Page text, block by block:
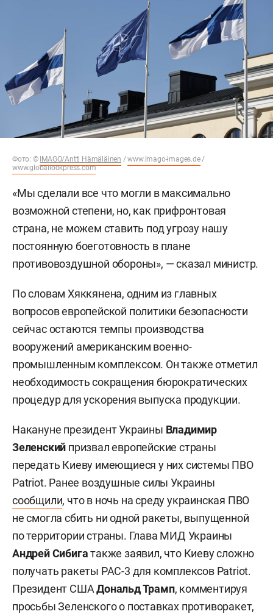
Фото: © IMAGO/Antti Hämäläinen /www.imago-images.de/
www.globallookpress.com
«Мы сделали все что могли в максимально
возможной степени, но, как прифронтовая
страна, не можем ставить под угрозу нашу
постоянную боеготовность в плане
противовоздушной обороны», — сказал министр.
По словам Хяккянена, одним из главных
вопросов европейской политики безопасности
сейчас остаются темпы производства
вооружений американским военно-
промышленным комплексом. Он также отметил
необходимость сокращения бюрократических
процедур для ускорения выпуска продукции.
Накануне президент Украины Владимир
Зеленский призвал европейские страны
передать Киеву имеющиеся у них системы ПВО
Patriot. Ранее воздушные силы Украины
сообщили, что в ночь на среду украинская ПВО
не смогла сбить ни одной ракеты, выпущенной
по территории страны. Глава МИД Украины
Андрей Сибигатакже заявил, что Киеву сложно
получать ракеты PAC-3 для комплексов Patriot.
Президент СШАДональд Трамп, комментируя
просьбы Зеленского о поставках противоракет,